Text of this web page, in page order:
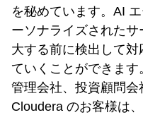
を秘めています。AI
ーソナライズされた
大する前に検出して
ていくことができま
管理会社、投資顧問
Cloudera のお客様は